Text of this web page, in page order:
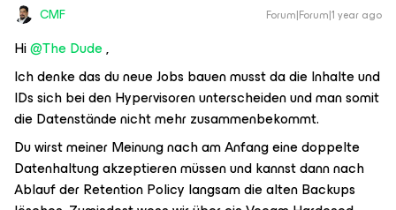
CMF Forum|Forum|1 year ago
Hi ​@The Dude,
Ich denke das du neue Jobs bauen musst da die Inhalte und
IDs sich bei den Hypervisoren unterscheiden und man somit
die Datenstände nicht mehr zusammenbekommt.
Du wirst meiner Meinung nach am Anfang eine doppelte
Datenhaltung akzeptieren müssen und kannst dann nach
Ablauf der Retention Policy langsam die alten Backups